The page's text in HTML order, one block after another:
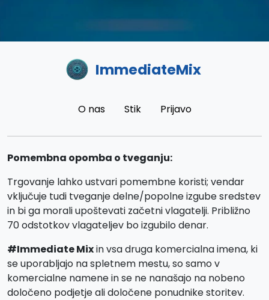
ImmediateMix
O nas Stik Prijavo
Pomembna opomba o tveganju:
Trgovanje lahko ustvari pomembne koristi; vendar
vključuje tudi tveganje delne/popolne izgube sredstev
in bi ga morali upoštevati začetni vlagatelji. Približno
70 odstotkov vlagateljev bo izgubilo denar.
#Immediate Mixin vsa druga komercialna imena, ki
se uporabljajo na spletnem mestu, so samo v
komercialne namene in se ne nanašajo na nobeno
določeno podjetje ali določene ponudnike storitev.